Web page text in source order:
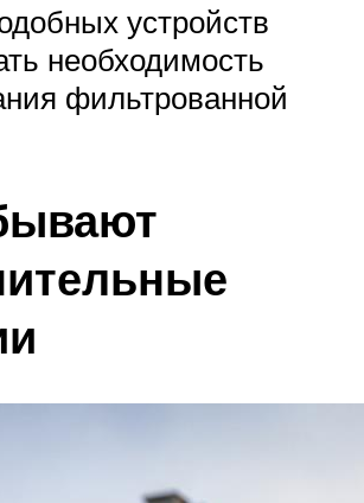
устройств
необходимость
фильтрованной